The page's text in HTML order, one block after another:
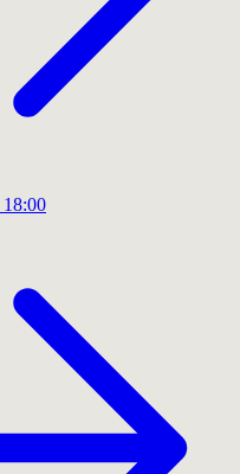
18:00